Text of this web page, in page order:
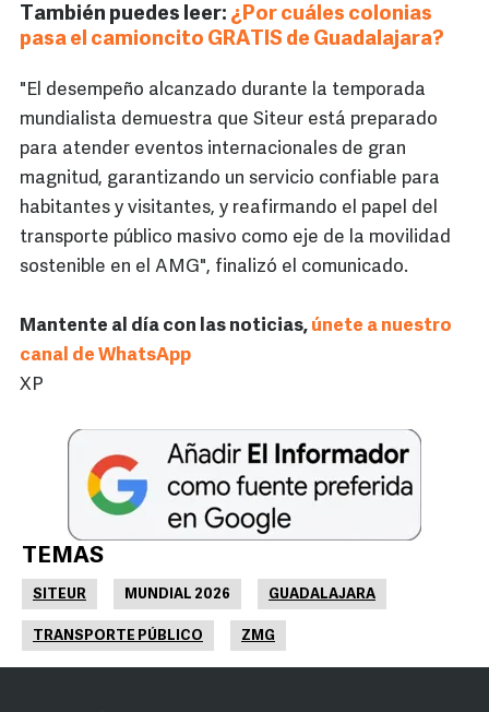
También puedes leer: ¿Por cuáles colonias
pasa el camioncito GRATIS de Guadalajara?
"El desempeño alcanzado durante la temporada
mundialista demuestra que Siteur está preparado
para atender eventos internacionales de gran
magnitud, garantizando un servicio confiable para
habitantes y visitantes, y reafirmando el papel del
transporte público masivo como eje de la movilidad
sostenible en el AMG", finalizó el comunicado.
Mantente al día con las noticias, únete a nuestro
canal de WhatsApp
XP
TEMAS
SITEUR MUNDIAL 2026 GUADALAJARA
TRANSPORTE PÚBLICO ZMG